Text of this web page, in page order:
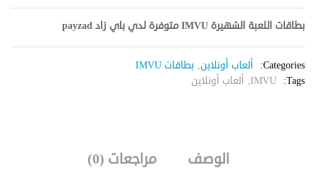
بطاقات اللعبة الشهيرة IMVU متوفرة لدي باي زاد payzad
Categories: ألعاب أونلاين, بطاقات IMVU
Tags:
IMVU
, ألعاب أونلاين
الوصف مراجعات (0)